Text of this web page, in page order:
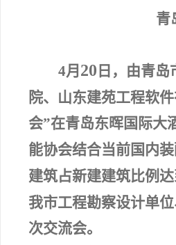
青
4月 20 日，由青
院、山东建苑工程软
会”在青岛东晖国际大
能协会结合当前国内
建筑占新建建筑比例达
我市工程勘察设计单
次交流会。